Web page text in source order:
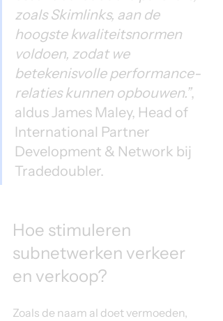
zoals Skimlinks, aan de
hoogste kwaliteitsnormen
voldoen, zodat we
betekenisvolle performance-
relaties kunnen opbouwen.”,
aldus James Maley, Head of
International Partner
Development & Network bij
Tradedoubler.
Hoe stimuleren
subnetwerken verkeer
en verkoop?
Zoals de naam al doet vermoeden,